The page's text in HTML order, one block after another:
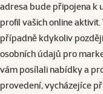
adresa bude připojena k
profil vašich online
případně kdykoliv
osobních údajů pro
vám posílali nabídky a
provedení, vycházejíce